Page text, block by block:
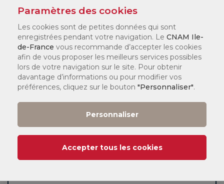
01 44 78 86 15
Nos points forts :
Des prestations sur mesure
Une équipe de consultants
Paramètres des cookies
Les cookies sont de petites données qui sont
enregistrées pendant votre navigation. Le CNAM Ile-
de-France vous recommande d’accepter les cookies
afin de vous proposer les meilleurs services possibles
lors de votre navigation sur le site. Pour obtenir
davantage d’informations ou pour modifier vos
préférences, cliquez sur le bouton "Personnaliser".
Personnaliser
Accepter tous les cookies